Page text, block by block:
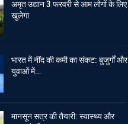
अमृत उद्यान 3 फरवरी से आम लोगों के लिए
खुलेगा
भारत में नींद की कमी का संकट: बुजुर्गों और
युवाओं में…
मानसून सत्र की तैयारी: स्वास्थ्य और